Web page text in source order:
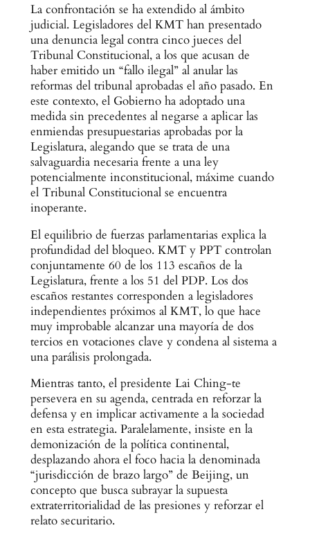
La confrontación se ha extendido al ámbito
judicial. Legisladores del KMT han presentado
una denuncia legal contra cinco jueces del
Tribunal Constitucional, a los que acusan de
haber emitido un “fallo ilegal” al anular las
reformas del tribunal aprobadas el año pasado. En
este contexto, el Gobierno ha adoptado una
medida sin precedentes al negarse a aplicar las
enmiendas presupuestarias aprobadas por la
Legislatura, alegando que se trata de una
salvaguardia necesaria frente a una ley
potencialmente inconstitucional, máxime cuando
el Tribunal Constitucional se encuentra
inoperante.
El equilibrio de fuerzas parlamentarias explica la
profundidad del bloqueo. KMT y PPT controlan
conjuntamente 60 de los 113 escaños de la
Legislatura, frente a los 51 del PDP. Los dos
escaños restantes corresponden a legisladores
independientes próximos al KMT, lo que hace
muy improbable alcanzar una mayoría de dos
tercios en votaciones clave y condena al sistema a
una parálisis prolongada.
Mientras tanto, el presidente Lai Ching-te
persevera en su agenda, centrada en reforzar la
defensa y en implicar activamente a la sociedad
en esta estrategia. Paralelamente, insiste en la
demonización de la política continental,
desplazando ahora el foco hacia la denominada
“jurisdicción de brazo largo” de Beijing, un
concepto que busca subrayar la supuesta
extraterritorialidad de las presiones y reforzar el
relato securitario.